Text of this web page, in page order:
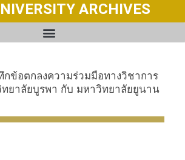
ARCHIVES
ข้อตกลงความร่วมมือทางวิชาการ
ทยาลัยบูรพา กับ มหาวิทยาลัยยูนาน